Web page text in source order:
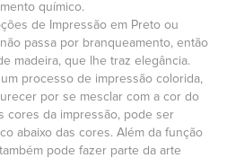
químico.
de Impressão em Preto ou
passa por branqueamento, então
madeira, que lhe traz elegância.
processo de impressão colorida,
por se mesclar com a cor do
cores da impressão, pode ser
abaixo das cores. Além da função
pode fazer parte da arte